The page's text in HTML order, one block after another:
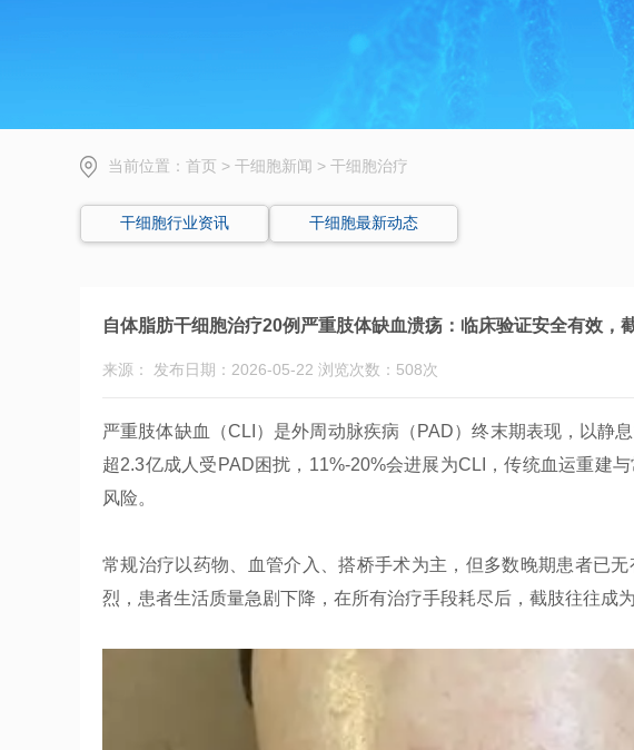
当前位置： 首页 > 干细胞新闻 > 干细胞治疗
干细胞行业资讯 干细胞最新动态
自体脂肪干细胞治疗20例严重肢体缺血溃疡：临床验证安全有效，
来源： 发布日期：2026-05-22 浏览次数：508次
严重肢体缺血（CLI）是外周动脉疾病（PAD）终末期表现，以静
超2.3亿成人受PAD困扰，11%-20%会进展为CLI，传统血运重建
风险。
常规治疗以药物、血管介入、搭桥手术为主，但多数晚期患者已
烈，患者生活质量急剧下降，在所有治疗手段耗尽后，截肢往往成